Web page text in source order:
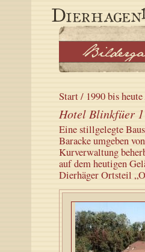
Start/ 1990 bis heute
Hotel Blinkfüer 1
Eine stillgelegte
Baracke umgeben
Kurverwaltung
auf dem heutigen
Dierhäger Ortsteil